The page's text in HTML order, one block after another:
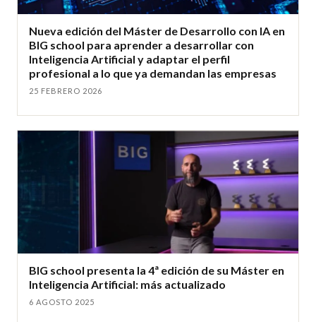
Nueva edición del Máster de Desarrollo con IA en
BIG school para aprender a desarrollar con
Inteligencia Artificial y adaptar el perfil
profesional a lo que ya demandan las empresas
25 FEBRERO 2026
BIG school presenta la 4ª edición de su Máster en
Inteligencia Artificial: más actualizado
6 AGOSTO 2025